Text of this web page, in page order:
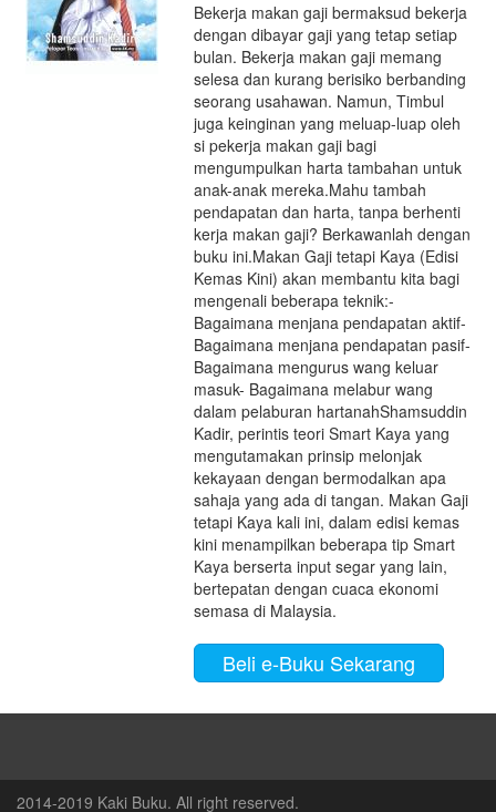
Bekerja makan gaji bermaksud bekerja
dengan dibayar gaji yang tetap setiap
bulan. Bekerja makan gaji memang
selesa dan kurang berisiko berbanding
seorang usahawan. Namun, Timbul
juga keinginan yang meluap-luap oleh
si pekerja makan gaji bagi
mengumpulkan harta tambahan untuk
anak-anak mereka.Mahu tambah
pendapatan dan harta, tanpa berhenti
kerja makan gaji? Berkawanlah dengan
buku ini.Makan Gaji tetapi Kaya (Edisi
Kemas Kini) akan membantu kita bagi
mengenali beberapa teknik:-
Bagaimana menjana pendapatan aktif-
Bagaimana menjana pendapatan pasif-
Bagaimana mengurus wang keluar
masuk- Bagaimana melabur wang
dalam pelaburan hartanahShamsuddin
Kadir, perintis teori Smart Kaya yang
mengutamakan prinsip melonjak
kekayaan dengan bermodalkan apa
sahaja yang ada di tangan. Makan Gaji
tetapi Kaya kali ini, dalam edisi kemas
kini menampilkan beberapa tip Smart
Kaya berserta input segar yang lain,
bertepatan dengan cuaca ekonomi
semasa di Malaysia.
Beli e-Buku Sekarang
2014-2019 Kaki Buku. All right reserved.